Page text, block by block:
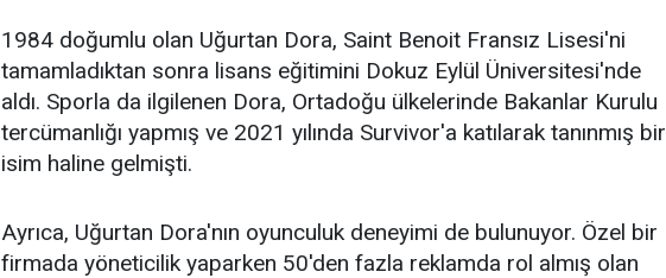
1984 doğumlu olan Uğurtan Dora, Saint Benoit Fransız Lisesi'ni
tamamladıktan sonra lisans eğitimini Dokuz Eylül Üniversitesi'nde
aldı. Sporla da ilgilenen Dora, Ortadoğu ülkelerinde Bakanlar Kurulu
tercümanlığı yapmış ve 2021 yılında Survivor'a katılarak tanınmış bir
isim haline gelmişti.
Ayrıca, Uğurtan Dora'nın oyunculuk deneyimi de bulunuyor. Özel bir
firmada yöneticilik yaparken 50'den fazla reklamda rol almış olan